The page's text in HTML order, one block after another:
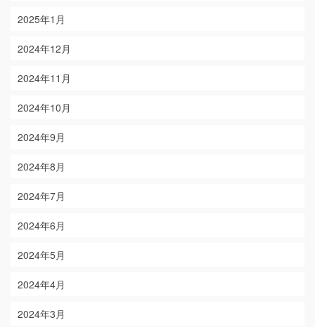
2025年1月
2024年12月
2024年11月
2024年10月
2024年9月
2024年8月
2024年7月
2024年6月
2024年5月
2024年4月
2024年3月